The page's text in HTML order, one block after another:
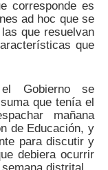
corresponde es
ad hoc que se
que resuelvan
que
Gobierno se
que tenía el
mañana
de Educación, y
para discutir y
debiera ocurrir